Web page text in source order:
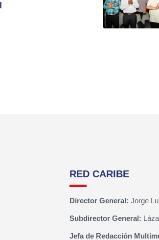
RED CARIBE
Director General: Jorge
Subdirector General:
Jefa de Redacción